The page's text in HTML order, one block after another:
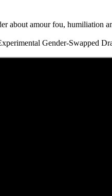
about amour fou, humiliation
Gender-Swapped